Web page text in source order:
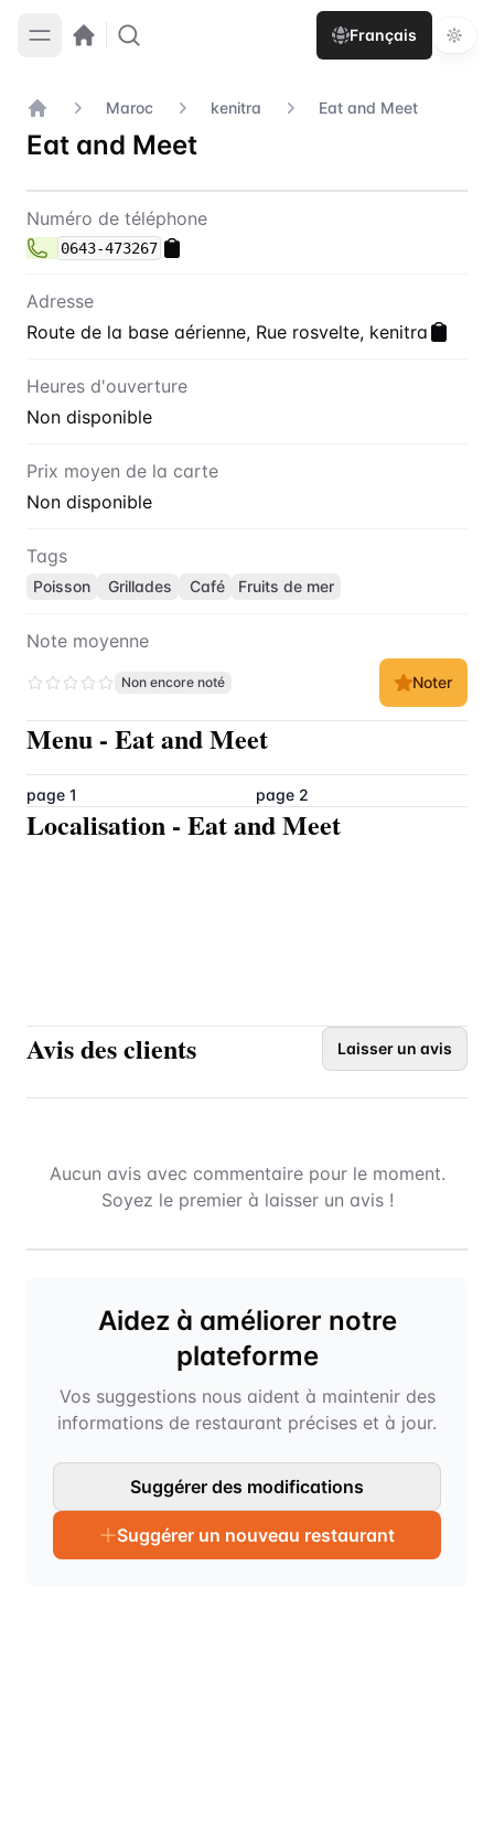
Français
Accueil
Maroc kenitra Eat and Meet
Eat and Meet
Contact Eat and Meet
Numéro de téléphone
0643-473267
Adresse
Route de la base aérienne, Rue rosvelte, kenitra
Heures d'ouverture
Non disponible
Prix moyen de la carte
Non disponible
Tags
Poisson Grillades Café Fruits de mer
Note moyenne
Non encore noté Noter
Menu - Eat and Meet
page 1 page 2
Localisation - Eat and Meet
Avis des clients Laisser un avis
Aucun avis avec commentaire pour le moment.
Soyez le premier à laisser un avis !
Aidez à améliorer notre
plateforme
Vos suggestions nous aident à maintenir des
informations de restaurant précises et à jour.
Suggérer des modifications
Suggérer un nouveau restaurant